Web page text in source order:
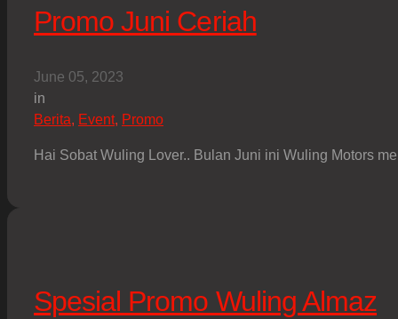
Promo Juni Ceriah
June 05, 2023
in
Berita, Event, Promo
Hai Sobat Wuling Lover.. Bulan Juni ini Wuling Motors
Spesial Promo Wuling Almaz